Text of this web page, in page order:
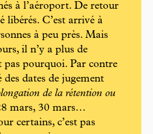
à l’aéroport. De retour
libérés. C’est arrivé à
à peu près. Mais
il n’y a plus de
pas pourquoi. Par contre
dates de jugement
de la rétention ou
mars, 30 mars…
certains, c’est pas